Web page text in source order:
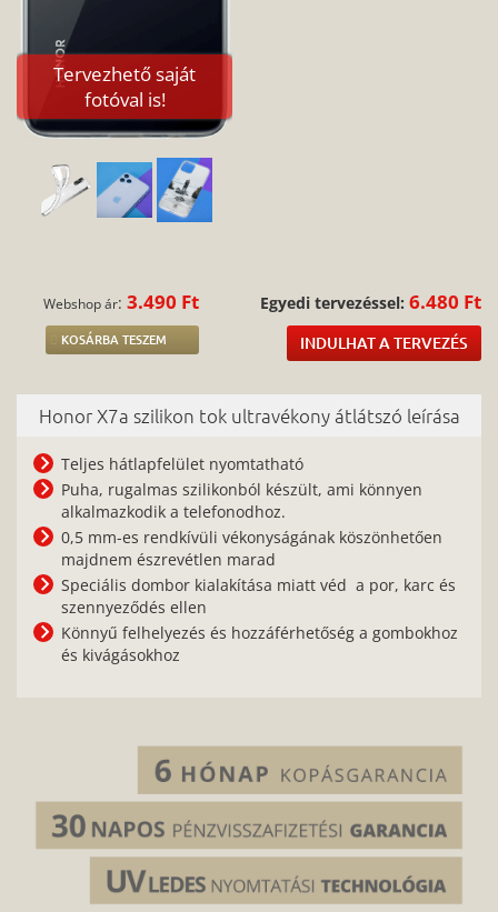
Tervezhető saját
fotóval is!
Webshop ár:3.490 Ft
KOSÁRBA TESZEM
Egyedi tervezéssel: 6.480 Ft
INDULHAT A TERVEZÉS
Honor X7a szilikon tok ultravékony átlátszó leírása
Teljes hátlapfelület nyomtatható
Puha, rugalmas szilikonból készült, ami könnyen
alkalmazkodik a telefonodhoz.
0,5 mm-es rendkívüli vékonyságának köszönhetően
majdnem észrevétlen marad
Speciális dombor kialakítása miatt véd a por, karc és
szennyeződés ellen
Könnyű felhelyezés és hozzáférhetőség a gombokhoz
és kivágásokhoz